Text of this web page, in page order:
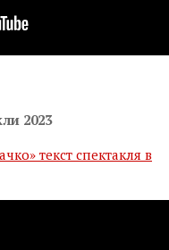
2023
текст спектакля в